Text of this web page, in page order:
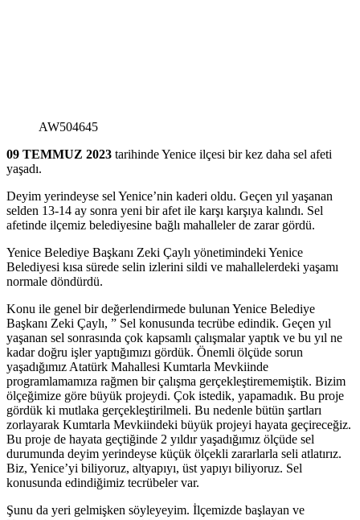
AW504645
09 TEMMUZ 2023 tarihinde Yenice ilçesi bir kez daha sel afeti
yaşadı.
Deyim yerindeyse sel Yenice’nin kaderi oldu. Geçen yıl yaşanan
selden 13-14 ay sonra yeni bir afet ile karşı karşıya kalındı. Sel
afetinde ilçemiz belediyesine bağlı mahalleler de zarar gördü.
Yenice Belediye Başkanı Zeki Çaylı yönetimindeki Yenice
Belediyesi kısa sürede selin izlerini sildi ve mahallelerdeki yaşamı
normale döndürdü.
Konu ile genel bir değerlendirmede bulunan Yenice Belediye
Başkanı Zeki Çaylı, ” Sel konusunda tecrübe edindik. Geçen yıl
yaşanan sel sonrasında çok kapsamlı çalışmalar yaptık ve bu yıl ne
kadar doğru işler yaptığımızı gördük. Önemli ölçüde sorun
yaşadığımız Atatürk Mahallesi Kumtarla Mevkiinde
programlamamıza rağmen bir çalışma gerçekleştirememiştik. Bizim
ölçeğimize göre büyük projeydi. Çok istedik, yapamadık. Bu proje
gördük ki mutlaka gerçekleştirilmeli. Bu nedenle bütün şartları
zorlayarak Kumtarla Mevkiindeki büyük projeyi hayata geçireceğiz.
Bu proje de hayata geçtiğinde 2 yıldır yaşadığımız ölçüde sel
durumunda deyim yerindeyse küçük ölçekli zararlarla seli atlatırız.
Biz, Yenice’yi biliyoruz, altyapıyı, üst yapıyı biliyoruz. Sel
konusunda edindiğimiz tecrübeler var.
Şunu da yeri gelmişken söyleyeyim. İlçemizde başlayan ve